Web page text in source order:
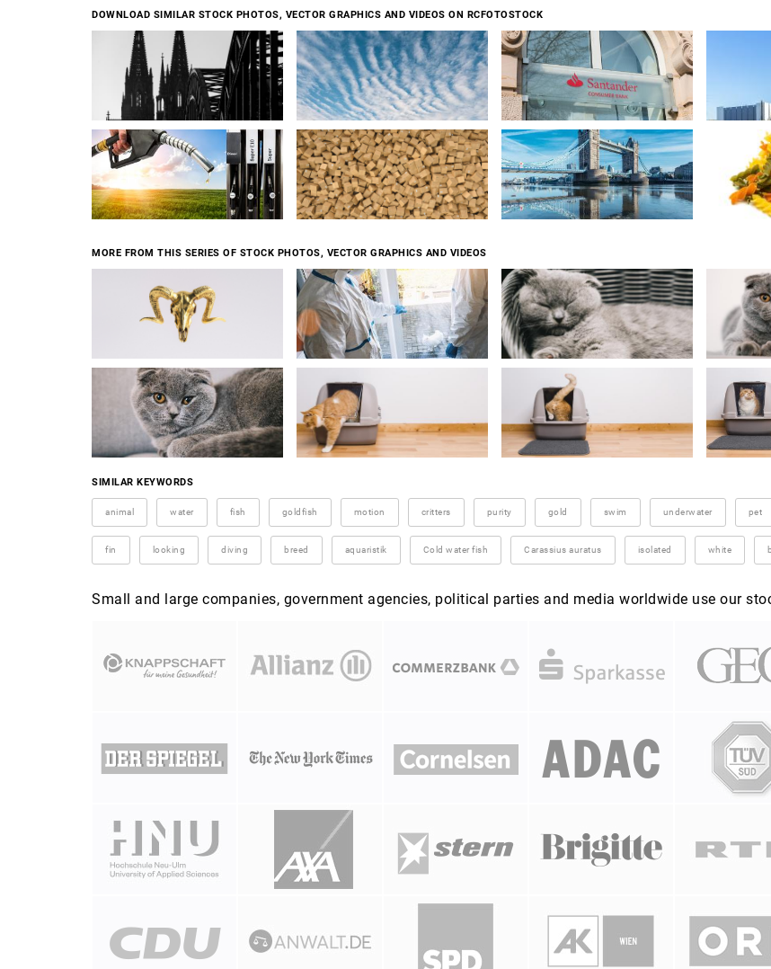
DOWNLOAD SIMILAR STOCK PHOTOS, VECTOR GRAPHICS AND VIDEOS ON RCFOTOSTOCK
MORE FROM THIS SERIES OF STOCK PHOTOS, VECTOR GRAPHICS AND VIDEOS
SIMILAR KEYWORDS
animal water fish goldfish motion critters purity gold swim underwater pet
fin looking diving breed aquaristik Cold water fish Carassius auratus isolated white
Small and large companies, government agencies, political parties and media worldwide use our